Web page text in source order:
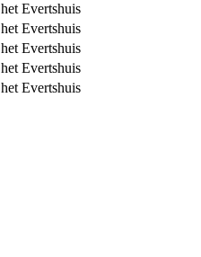
het Evertshuis
het Evertshuis
het Evertshuis
het Evertshuis
het Evertshuis